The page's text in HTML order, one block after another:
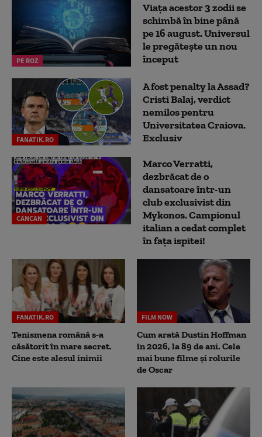
PE ROZ
Viața acestor 3 zodii se
schimbă în bine până
pe 16 august. Universul
le pregătește un nou
început
FANATIK.RO
A fost penalty la Assad?
Cristi Balaj, verdict
nemilos pentru
Universitatea Craiova.
Exclusiv
CANCAN
Marco Verratti,
dezbrăcat de o
dansatoare într-un
club exclusivist din
Mykonos. Campionul
italian a cedat complet
în fața ispitei!
FANATIK.RO
Tenismena română s-a
căsătorit în mare secret.
Cine este alesul inimii
FILM NOW
Cum arată Dustin Hoffman
în 2026, la 89 de ani. Cele
mai bune filme și rolurile
de Oscar